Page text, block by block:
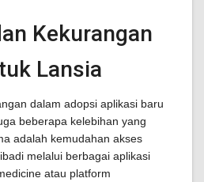
Kekurangan
Lansia
dalam adopsi aplikasi baru
beberapa kelebihan yang
adalah kemudahan akses
melalui berbagai aplikasi
atau platform